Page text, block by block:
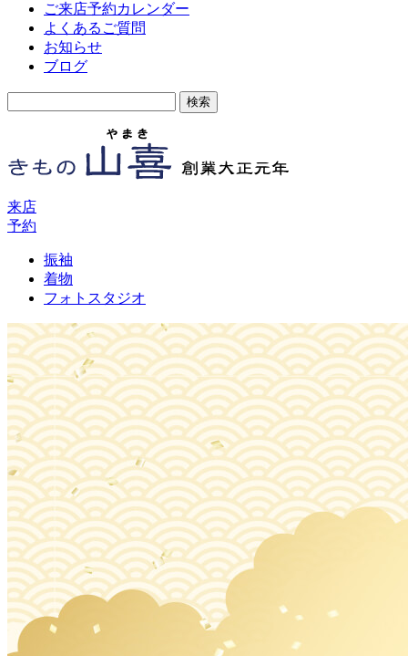
ご来店予約カレンダー
よくあるご質問
お知らせ
ブログ
来店
予約
振袖
着物
フォトスタジオ